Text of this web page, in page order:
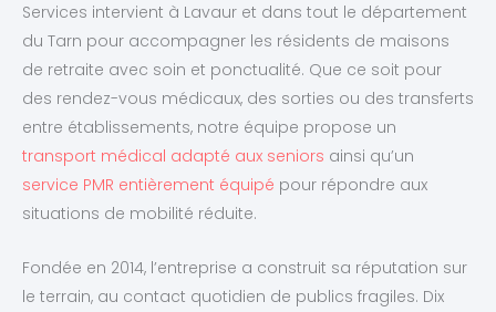
Services intervient à Lavaur et dans tout le département
du Tarn pour accompagner les résidents de maisons
de retraite avec soin et ponctualité. Que ce soit pour
des rendez-vous médicaux, des sorties ou des transferts
entre établissements, notre équipe propose un
transport médical adapté aux seniors ainsi qu’un
service PMR entièrement équipé pour répondre aux
situations de mobilité réduite.
Fondée en 2014, l’entreprise a construit sa réputation sur
le terrain, au contact quotidien de publics fragiles. Dix